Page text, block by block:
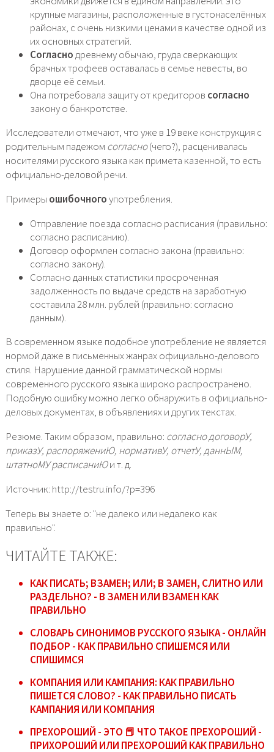
крупные магазины, расположенные в густонаселённых
районах, с очень низкими ценами в качестве одной из
их основных стратегий.
Согласнодревнему обычаю, груда сверкающих
брачных трофеев оставалась в семье невесты, во
дворце её семьи.
Она потребовала защиту от кредиторов согласно
закону о банкротстве.
Исследователи отмечают, что уже в 19 веке конструкция с
родительным падежом согласно(чего?), расценивалась
носителями русского языка как примета казенной, то есть
официально-деловой речи.
Примеры ошибочногоупотребления.
Отправление поезда согласно расписания (правильно:
согласно расписанию).
Договор оформлен согласно закона (правильно:
согласно закону).
Согласно данных статистики просроченная
задолженность по выдаче средств на заработную
составила 28 млн. рублей (правильно: согласно
данным).
В современном языке подобное употребление не является
нормой даже в письменных жанрах официально-делового
стиля. Нарушение данной грамматической нормы
современного русского языка широко распространено.
Подобную ошибку можно легко обнаружить в официально-
деловых документах, в объявлениях и других текстах.
Резюме. Таким образом, правильно: согласно договорУ,
приказУ, распоряжениЮ, нормативУ, отчетУ, даннЫМ,
штатноМУ расписаниЮи т. д.
Источник: http://testru.info/?p=396
Теперь вы знаете о: "не далеко или недалеко как
правильно".
ЧИТАЙТЕ ТАКЖЕ:
КАК ПИСАТЬ; ВЗАМЕН; ИЛИ; В ЗАМЕН, СЛИТНО ИЛИ
РАЗДЕЛЬНО? - В ЗАМЕН ИЛИ ВЗАМЕН КАК
ПРАВИЛЬНО
СЛОВАРЬ СИНОНИМОВ РУССКОГО ЯЗЫКА - ОНЛАЙН
ПОДБОР - КАК ПРАВИЛЬНО СПИШЕМСЯ ИЛИ
СПИШИМСЯ
КОМПАНИЯ ИЛИ КАМПАНИЯ: КАК ПРАВИЛЬНО
ПИШЕТСЯ СЛОВО? - КАК ПРАВИЛЬНО ПИСАТЬ
КАМПАНИЯ ИЛИ КОМПАНИЯ
ПРЕХОРОШИЙ - ЭТО 📕 ЧТО ТАКОЕ ПРЕХОРОШИЙ -
ПРИХОРОШИЙ ИЛИ ПРЕХОРОШИЙ КАК ПРАВИЛЬНО